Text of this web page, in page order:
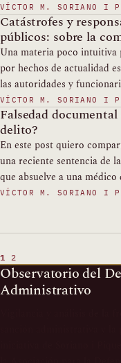
VÍCTOR M. SORIANO I
Catástrofes y
públicos: sobre la
Una materia poco intuitiva
por hechos de actualidad
las autoridades y
VÍCTOR M. SORIANO I
Falsedad
delito?
En este post quiero
una reciente sentencia de
que absuelve a una
VÍCTOR M. SORIANO I
1 2
Observatorio del
Administrativo